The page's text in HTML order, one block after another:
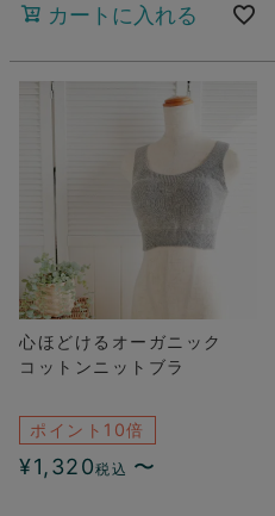
カートに入れる
心ほどけるオーガニック
コットンニットブラ
ポイント10倍
¥1,320税込 〜